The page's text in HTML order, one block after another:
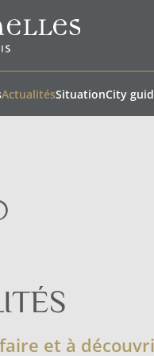
ActualitésSituationCity
et à